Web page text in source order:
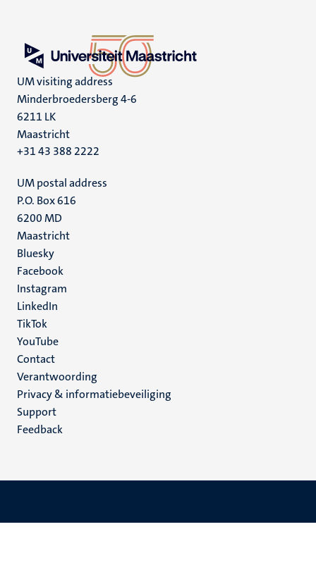
UM visiting address
Minderbroedersberg 4-6
6211 LK
Maastricht
+31 43 388 2222
UM postal address
P.O. Box 616
6200 MD
Maastricht
Social
media
Bluesky
Facebook
Instagram
LinkedIn
TikTok
YouTube
Menu
footer
(NL)
Contact
Verantwoording
Privacy & informatiebeveiliging
Support
Feedback